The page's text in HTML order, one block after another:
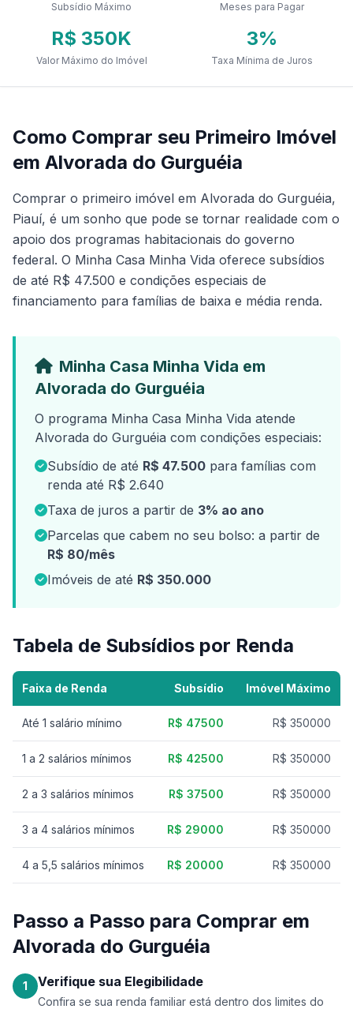
Subsídio Máximo Meses para Pagar
R$ 350K
Valor Máximo do Imóvel
3%
Taxa Mínima de Juros
Como Comprar seu Primeiro Imóvel
em Alvorada do Gurguéia
Comprar o primeiro imóvel em Alvorada do Gurguéia,
Piauí, é um sonho que pode se tornar realidade com o
apoio dos programas habitacionais do governo
federal. O Minha Casa Minha Vida oferece subsídios
de até R$ 47.500 e condições especiais de
financiamento para famílias de baixa e média renda.
Minha Casa Minha Vida em
Alvorada do Gurguéia
O programa Minha Casa Minha Vida atende
Alvorada do Gurguéia com condições especiais:
Subsídio de até R$ 47.500 para famílias com
renda até R$ 2.640
Taxa de juros a partir de 3% ao ano
Parcelas que cabem no seu bolso: a partir de
R$ 80/mês
Imóveis de até R$ 350.000
Tabela de Subsídios por Renda
Faixa de Renda Subsídio Imóvel Máximo
Até 1 salário mínimo R$ 47500 R$ 350000
1 a 2 salários mínimos R$ 42500 R$ 350000
2 a 3 salários mínimos R$ 37500 R$ 350000
3 a 4 salários mínimos R$ 29000 R$ 350000
4 a 5,5 salários mínimos R$ 20000 R$ 350000
Passo a Passo para Comprar em
Alvorada do Gurguéia
1 Verifique sua Elegibilidade
Confira se sua renda familiar está dentro dos limites do